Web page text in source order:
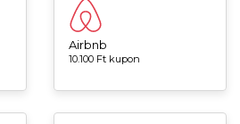
Airbnb
10.100 Ft kupon